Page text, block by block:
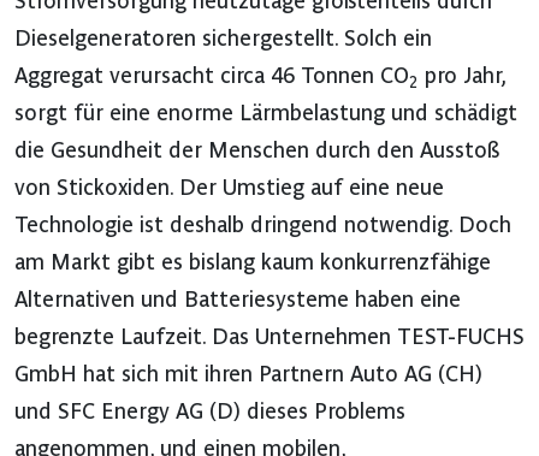
Dieselgeneratoren sichergestellt. Solch ein
Aggregat verursacht circa 46 Tonnen CO2 pro Jahr,
sorgt für eine enorme Lärmbelastung und schädigt
die Gesundheit der Menschen durch den Ausstoß
von Stickoxiden. Der Umstieg auf eine neue
Technologie ist deshalb dringend notwendig. Doch
am Markt gibt es bislang kaum konkurrenzfähige
Alternativen und Batteriesysteme haben eine
begrenzte Laufzeit. Das Unternehmen TEST-FUCHS
GmbH hat sich mit ihren Partnern Auto AG (CH)
und SFC Energy AG (D) dieses Problems
angenommen, und einen mobilen,